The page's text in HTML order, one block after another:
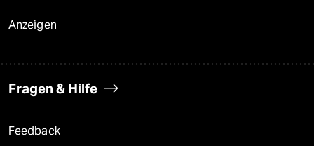
Anzeigen
Fragen & Hilfe
Feedback